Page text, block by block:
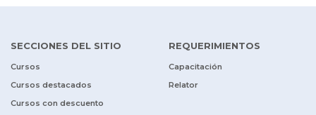
SECCIONES DEL SITIO
Cursos
Cursos destacados
Cursos con descuento
REQUERIMIENTOS
Capacitación
Relator